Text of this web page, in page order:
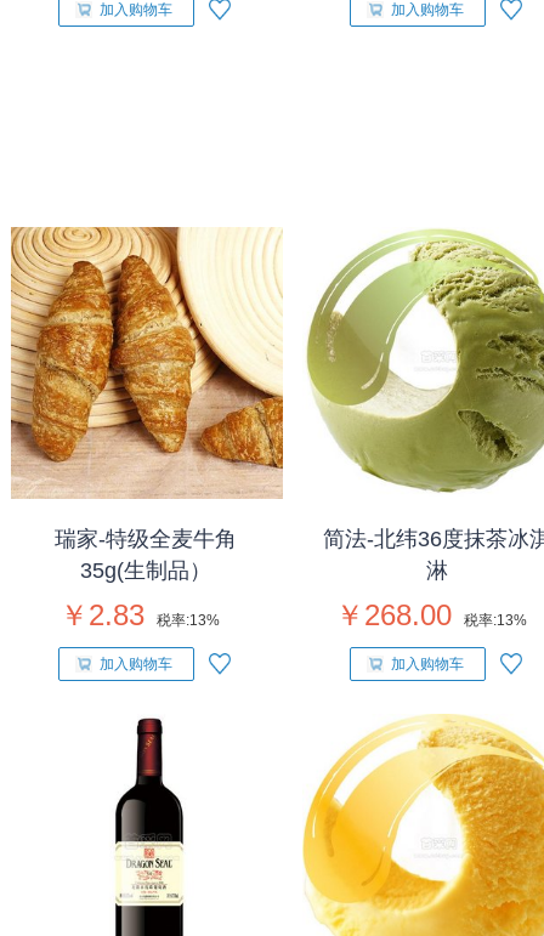
加入购物车 加入购物车
瑞家-特级全麦牛角
35g(生制品）
￥2.83 税率:13%
加入购物车
简法-北纬36度抹茶冰
淋
￥268.00 税率:13%
加入购物车